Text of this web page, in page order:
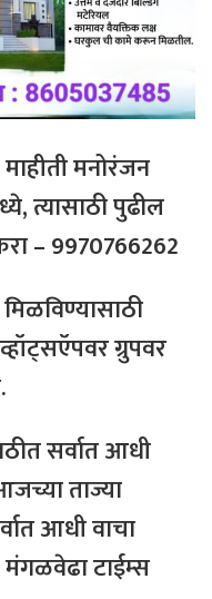
माहीतीमनोरंजन
,त्यासाठीपुढील
– 9970766262
मिळविण्यासाठी
व्हॉट्सऍपवरग्रुपवर
.
सर्वातआधी
ताज्या
आधीवाचा
मंगळवेढाटाईम्स